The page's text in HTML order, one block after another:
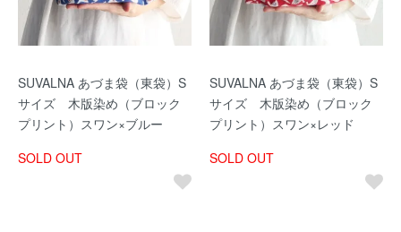
SUVALNA あづま袋（東袋）S
サイズ 木版染め（ブロック
プリント）スワン×ブルー
SOLD OUT
SUVALNA あづま袋（東袋）S
サイズ 木版染め（ブロック
プリント）スワン×レッド
SOLD OUT